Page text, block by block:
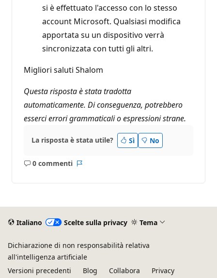
si è effettuato l'accesso con lo stesso
account Microsoft. Qualsiasi modifica
apportata su un dispositivo verrà
sincronizzata con tutti gli altri.
Migliori saluti Shalom
Questa risposta è stata tradotta
automaticamente. Di conseguenza, potrebbero
esserci errori grammaticali o espressioni strane.
La risposta è stata utile? Sì No
0 commenti
Nessun
Italiano Scelte sulla privacy Tema
Dichiarazione di non responsabilità relativa
all'intelligenza artificiale
Versioni precedenti
Blog Collabora Privacy